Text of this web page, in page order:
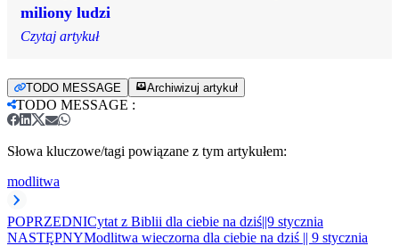
miliony ludzi
Czytaj artykuł
TODO MESSAGE Archiwizuj artykuł
TODO MESSAGE :
Słowa kluczowe/tagi powiązane z tym artykułem:
modlitwa
POPRZEDNICytat z Biblii dla ciebie na dziś||9 stycznia
NASTĘPNYModlitwa wieczorna dla ciebie na dziś || 9 stycznia